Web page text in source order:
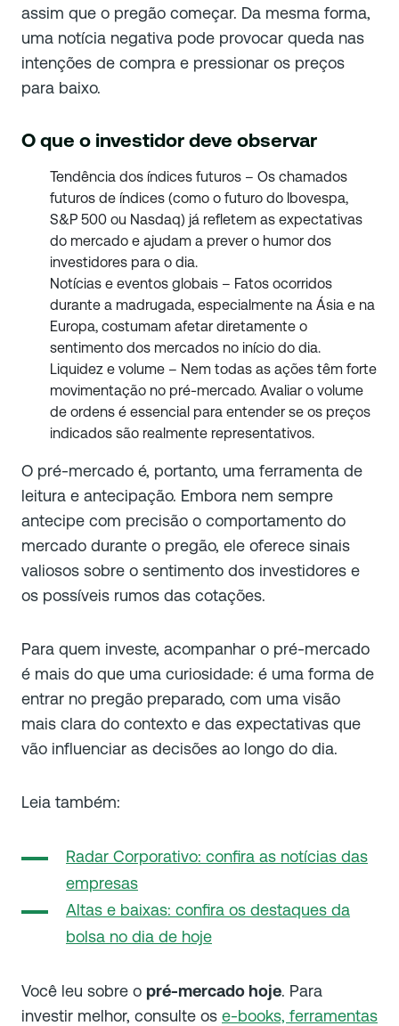
assim que o pregão começar. Da mesma forma,
uma notícia negativa pode provocar queda nas
intenções de compra e pressionar os preços
para baixo.
O que o investidor deve observar
Tendência dos índices futuros – Os chamados
futuros de índices (como o futuro do Ibovespa,
S&P 500 ou Nasdaq) já refletem as expectativas
do mercado e ajudam a prever o humor dos
investidores para o dia.
Notícias e eventos globais – Fatos ocorridos
durante a madrugada, especialmente na Ásia e na
Europa, costumam afetar diretamente o
sentimento dos mercados no início do dia.
Liquidez e volume – Nem todas as ações têm forte
movimentação no pré-mercado. Avaliar o volume
de ordens é essencial para entender se os preços
indicados são realmente representativos.
O pré-mercado é, portanto, uma ferramenta de
leitura e antecipação. Embora nem sempre
antecipe com precisão o comportamento do
mercado durante o pregão, ele oferece sinais
valiosos sobre o sentimento dos investidores e
os possíveis rumos das cotações.
Para quem investe, acompanhar o pré-mercado
é mais do que uma curiosidade: é uma forma de
entrar no pregão preparado, com uma visão
mais clara do contexto e das expectativas que
vão influenciar as decisões ao longo do dia.
Leia também:
Radar Corporativo: confira as notícias das
empresas
Altas e baixas: confira os destaques da
bolsa no dia de hoje
Você leu sobre o pré-mercado hoje. Para
investir melhor, consulte os e-books, ferramentas